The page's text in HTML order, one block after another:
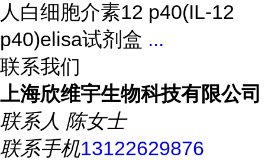
人白细胞介素12 p40(IL-12
p40)elisa试剂盒 ...
联系我们
上海欣维宇生物科技有限公司
联系人 陈女士
联系手机13122629876